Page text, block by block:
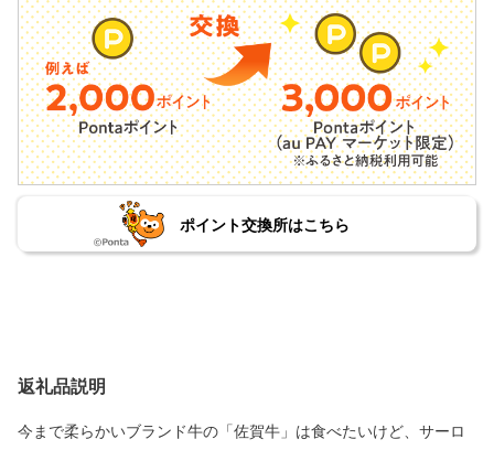
ポイント交換所はこちら
返礼品説明
今まで柔らかいブランド牛の「佐賀牛」は食べたいけど、サーロ